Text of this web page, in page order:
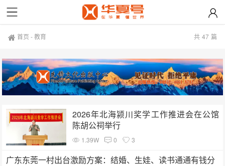
首页 -教育 共 47 篇
2026年北海颍川奖学工作推进会在公馆
陈胡公祠举行
1.39W 0 3
广东东莞一村出台激励方案：结婚、生娃、读书通通有钱分